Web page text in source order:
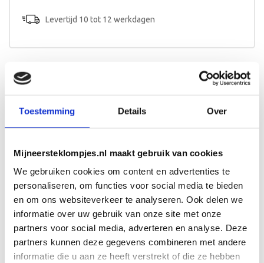
Toestemming Details Over
Mijneersteklompjes.nl maakt gebruik van cookies
We gebruiken cookies om content en advertenties te
personaliseren, om functies voor social media te bieden
en om ons websiteverkeer te analyseren. Ook delen we
informatie over uw gebruik van onze site met onze
partners voor social media, adverteren en analyse. Deze
partners kunnen deze gegevens combineren met andere
informatie die u aan ze heeft verstrekt of die ze hebben
Levertijd 10 tot 12 werkdagen
Beschrijving
Een kinderkoffer met naam en het design van het
geboortekaartje? Een origineel kraamcadeau voor baby en
Het koffertje is 25cm breed en wordt aan één zijde
beschilderd.